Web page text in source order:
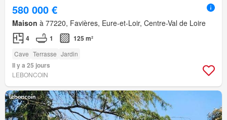
580 000 €
Maison à 77220, Favières, Eure-et-Loir, Centre-Val de Loire
4 1 125 m²
Cave Terrasse Jardin
Il y a 25 jours
LEBONCOIN